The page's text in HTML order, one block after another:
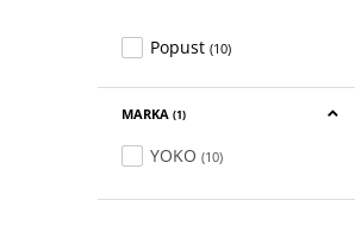
Popust (10)
MARKA (1)
YOKO (10)